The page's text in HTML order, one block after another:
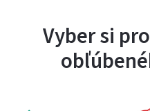
Vyber si